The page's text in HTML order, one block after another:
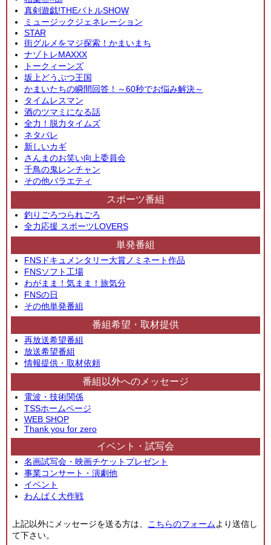
真剣遊戯!THEバトルSHOW
ミュージックジェネレーション
STAR
街グルメをマジ探索！かまいまち
ナゾトレMAXXX
トークィーンズ
坂上どうぶつ王国
かまいたちの瞬間回答！～60秒でお悩み解決～
タイムレスマン
酒のツマミになる話
全力！脱力タイムズ
ネタパレ
新しいカギ
さんまのお笑い向上委員会
千鳥の鬼レンチャン
その他バラエティ
スポーツ番組
釣りごろつられごろ
全力応援 スポーツLOVERS
単発番組
FNSドキュメンタリー大賞ノミネート作品
FNSソフト工場
わがまま！気まま！旅気分
FNSの日
その他単発番組
番組希望・取材提供
再放送希望番組
放送希望番組
情報提供・取材依頼
番組以外へのメッセージ
電波・技術関係
TSSホームページ
WEB SHOP
Thank you for zero
イベント・試写会
名画試写会・映画チケットプレゼント
事業コンサート・演劇他
イベント
わんぱく大作戦
上記以外にメッセージを送る方は、 こちらのフォームより送信し
て下さい。